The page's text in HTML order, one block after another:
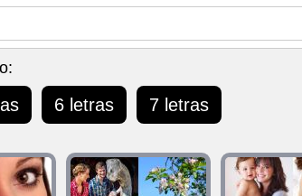
6 letras 7 letras